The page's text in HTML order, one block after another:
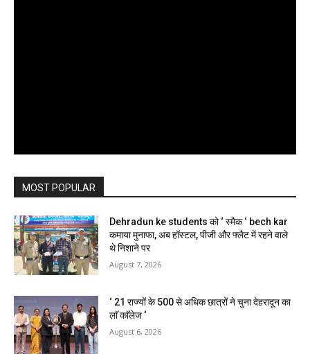
MOST POPULAR
Dehradun ke students को ‘ स्मैक ‘ bech kar
कमाया मुनाफा, अब हॉस्टल, पीजी और फ्लैट में रहने वाले
थे निशाने पर
August 7, 2026
‘ 21 राज्यों के 500 से अधिक छात्रों ने चुना देहरादून का
लाॅ काॅलेज ‘
August 6, 2026